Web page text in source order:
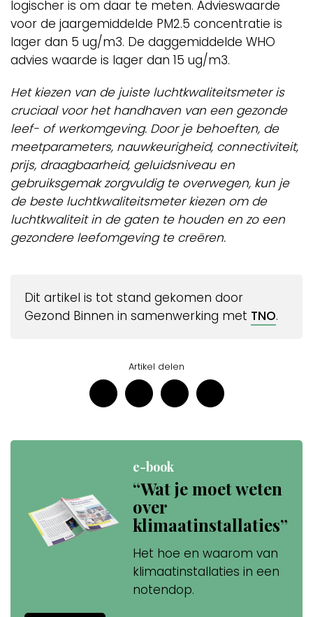
logischer is om daar te meten. Advieswaarde
voor de jaargemiddelde PM2.5 concentratie is
lager dan 5 ug/m3. De daggemiddelde WHO
advies waarde is lager dan 15 ug/m3.
Het kiezen van de juiste luchtkwaliteitsmeter is
cruciaal voor het handhaven van een gezonde
leef- of werkomgeving. Door je behoeften, de
meetparameters, nauwkeurigheid, connectiviteit,
prijs, draagbaarheid, geluidsniveau en
gebruiksgemak zorgvuldig te overwegen, kun je
de beste luchtkwaliteitsmeter kiezen om de
luchtkwaliteit in de gaten te houden en zo een
gezondere leefomgeving te creëren.
Dit artikel is tot stand gekomen door
Gezond Binnen in samenwerking met TNO.
Artikel delen
e-book
“Wat je moet weten
over
klimaatinstallaties”
Het hoe en waarom van
klimaatinstallaties in een
notendop.